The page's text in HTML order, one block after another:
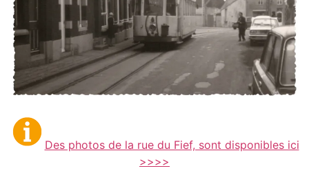
Des photos de la rue du Fief, sont disponibles ici
>>>>